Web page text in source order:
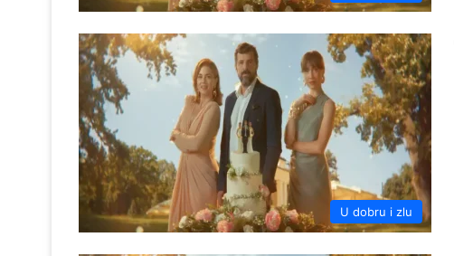
U dobru i zlu